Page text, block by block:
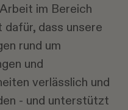
im Bereich
dass unsere
rund um
und
verlässlich und
- und unterstützt